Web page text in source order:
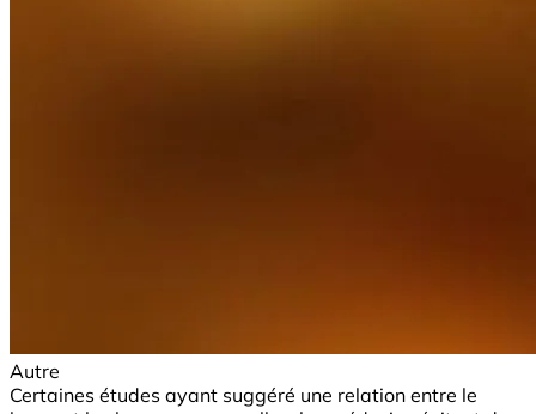
Autre
Certaines études ayant suggéré une relation entre le